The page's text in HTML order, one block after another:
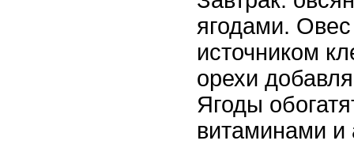
ягодами.
источником
орехи
Ягоды
витаминами и